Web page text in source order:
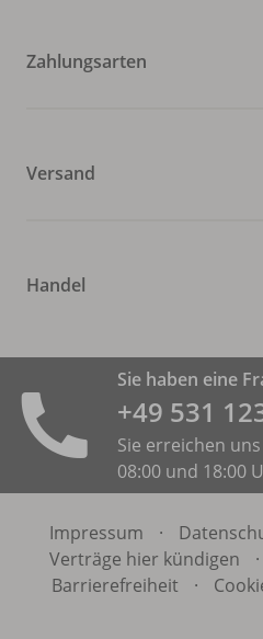
Zahlungsarten
Versand
Handel
Sie haben eine
+49 531
Sie erreichen
08:00 und 18:00
Impressum ·
Verträge hier kündigen
·
Barrierefreiheit
·